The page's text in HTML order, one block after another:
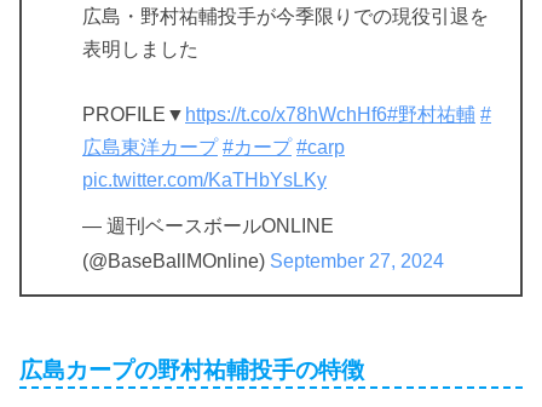
広島・野村祐輔投手が今季限りでの現役引退を
表明しました
PROFILE▼ https://t.co/x78hWchHf6#野村祐輔 #
広島東洋カープ #カープ #carp
pic.twitter.com/KaTHbYsLKy
— 週刊ベースボールONLINE
(@BaseBallMOnline) September 27, 2024
広島カープの野村祐輔投手の特徴